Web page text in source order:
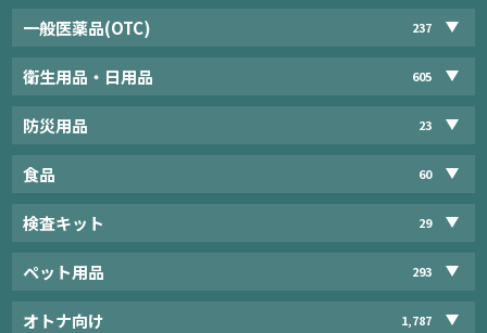
一般医薬品(OTC) 237
衛生用品・日用品 605
防災用品 23
食品 60
検査キット 29
ペット用品 293
オトナ向け 1,787